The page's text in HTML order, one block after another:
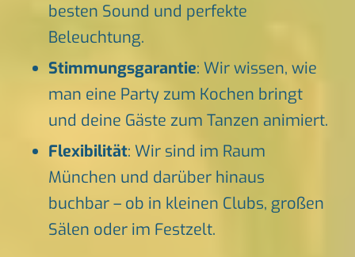
besten Sound und perfekte
Beleuchtung.
Stimmungsgarantie: Wir wissen, wie
man eine Party zum Kochen bringt
und deine Gäste zum Tanzen animiert.
Flexibilität: Wir sind im Raum
München und darüber hinaus
buchbar – ob in kleinen Clubs, großen
Sälen oder im Festzelt.